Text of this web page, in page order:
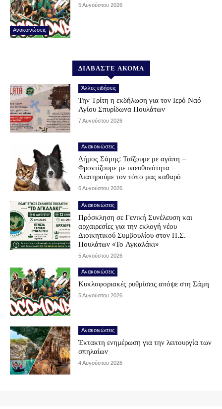
Ανακοινώσεις
5 Αυγούστου 2026
ΔΙΑΒΑΣΤΕ ΑΚΟΜΑ
Άλλες ειδήσεις
Την Τρίτη η εκδήλωση για τον Ιερό Ναό
Αγίου Σπυρίδωνα Πουλάτων
7 Αυγούστου 2026
Ανακοινώσεις
Δήμος Σάμης: Ταΐζουμε με αγάπη –
Φροντίζουμε με υπευθυνότητα –
Διατηρούμε τον τόπο μας καθαρό
6 Αυγούστου 2026
Ανακοινώσεις
Πρόσκληση σε Γενική Συνέλευση και
αρχαιρεσίες για την εκλογή νέου
Διοικητικού Συμβουλίου στον Π.Σ.
Πουλάτων «Το Αγκαλάκι»
5 Αυγούστου 2026
Ανακοινώσεις
Κυκλοφοριακές ρυθμίσεις απόψε στη Σάμη
5 Αυγούστου 2026
Ανακοινώσεις
Έκτακτη ενημέρωση για την λειτουργία των
σπηλαίων
4 Αυγούστου 2026